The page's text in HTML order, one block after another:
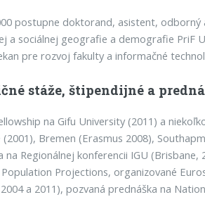
postupne doktorand, asistent,
a sociálnej geografie a demografie PriF
pre rozvoj fakulty a informačné
stáže, štipendijné a
na Gifu University (2011) a
(2001), Bremen (Erasmus 2008),
na Regionálnej konferencii IGU
Population Projections, organizované
a 2011), pozvaná prednáška na